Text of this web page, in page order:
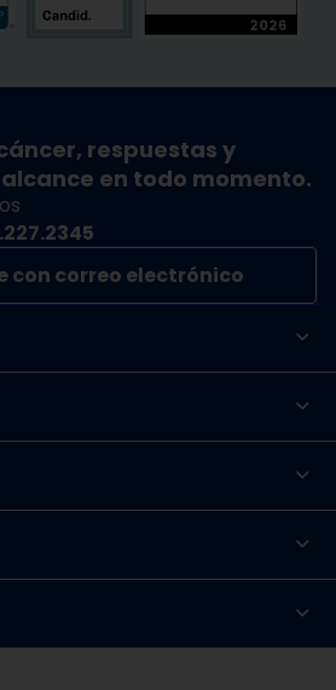
respuestas y
en todo momento.
con correo electrónico